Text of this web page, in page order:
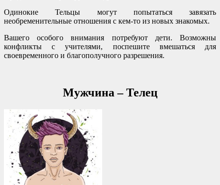
Одинокие Тельцы могут попытаться завязать
необременительные отношения с кем-то из новых знакомых.
Вашего особого внимания потребуют дети. Возможны
конфликты с учителями, поспешите вмешаться для
своевременного и благополучного разрешения.
Мужчина – Телец